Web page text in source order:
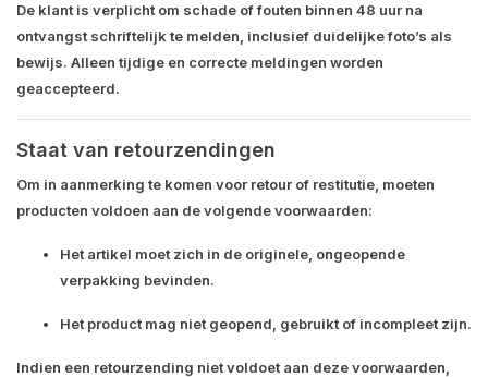
De klant is verplicht om schade of fouten binnen 48 uur na
ontvangst schriftelijk te melden , inclusief duidelijkefoto’s als
bewijs. Alleen tijdige en correcte meldingen worden
geaccepteerd.
Staat van retourzendingen
Om in aanmerking te komen voor retour of restitutie, moeten
producten voldoen aan de volgende voorwaarden:
Het artikel moet zich in de originele, ongeopende
verpakking bevinden.
Het product mag niet geopend, gebruikt of incompleet zijn.
Indien een retourzending niet voldoet aan deze voorwaarden,